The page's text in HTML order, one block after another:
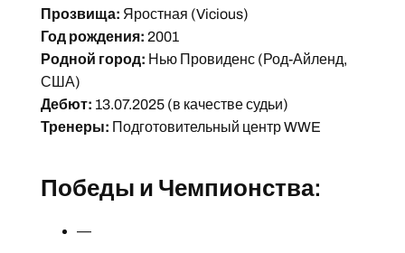
Прозвища: Яростная (Vicious)
Год рождения: 2001
Родной город: Нью Провиденс (Род-Айленд,
США)
Дебют: 13.07.2025 (в качестве судьи)
Тренеры: Подготовительный центр WWE
Победы и Чемпионства:
—